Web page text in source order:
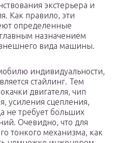
экстерьера и
Как правило, эти
определенные
назначением
вида машины.
индивидуальности,
стайлинг. Тем
двигателя, чип
усиления сцепления,
не требует больших
Очевидно, что для
тонкого механизма, как